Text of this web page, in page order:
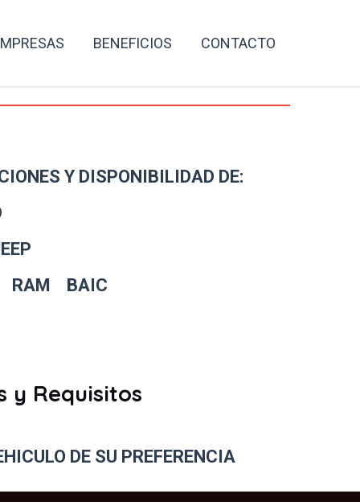
BENEFICIOS CONTACTO
Y DISPONIBILIDAD DE:
RAM BAIC
y Requisitos
DE SU PREFERENCIA